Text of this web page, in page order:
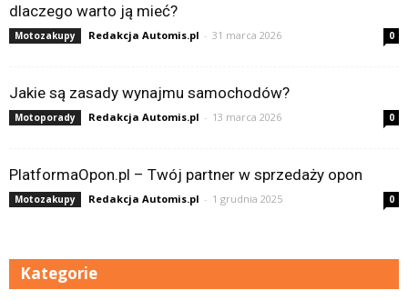
dlaczego warto ją mieć?
Motozakupy Redakcja Automis.pl - 31 marca 2026 0
Jakie są zasady wynajmu samochodów?
Motoporady Redakcja Automis.pl - 13 marca 2026 0
PlatformaOpon.pl – Twój partner w sprzedaży opon
Motozakupy Redakcja Automis.pl - 1 grudnia 2025 0
Kategorie